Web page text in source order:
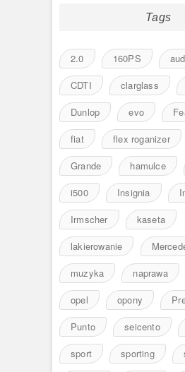
Tags
2.0 160PS
CDTI
clarglass
Dunlop
evo
fiat
flex roganizer
Grande
hamulce
i500
Insignia
Irmscher
kaseta
lakierowanie
muzyka
naprawa
opel
opony
Punto
seicento
sport
sporting